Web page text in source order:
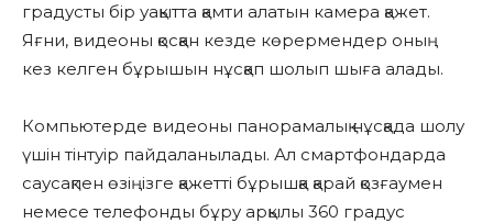
градусты бір уақытта қамти алатын камера қажет.
Яғни, видеоны қосқан кезде көрермендер оның
кез келген бұрышын нұсқап шолып шыға алады.
Компьютерде видеоны панорамалық нұсқада шолу
үшін тінтуір пайдаланылады. Ал смартфондарда
саусақпен өзіңізге қажетті бұрышқа қарай қозғаумен
немесе телефонды бұру арқылы 360 градус